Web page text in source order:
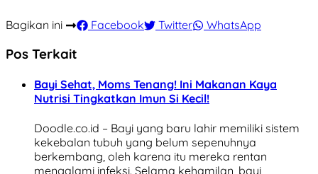
Bagikan ini Facebook Twitter WhatsApp
Pos Terkait
Bayi Sehat, Moms Tenang! Ini Makanan Kaya
Nutrisi Tingkatkan Imun Si Kecil!
Doodle.co.id – Bayi yang baru lahir memiliki sistem
kekebalan tubuh yang belum sepenuhnya
berkembang, oleh karena itu mereka rentan
mengalami infeksi. Selama kehamilan, bayi